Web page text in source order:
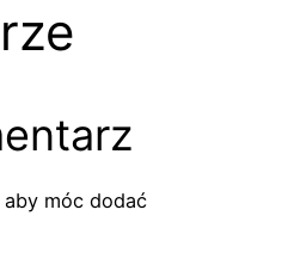
aby móc dodać